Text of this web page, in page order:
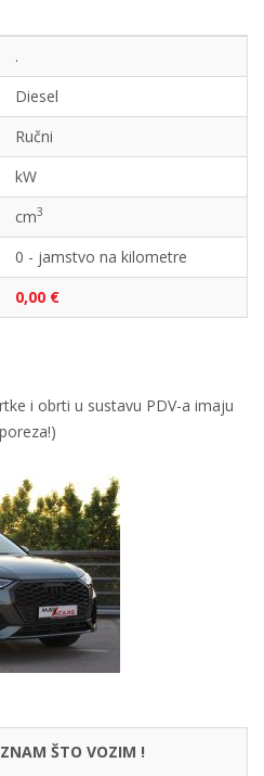
.
Diesel
Ručni
kW
cm3
0 - jamstvo na kilometre
0,00 €
i obrti u sustavu PDV-a imaju
ŠTO VOZIM !